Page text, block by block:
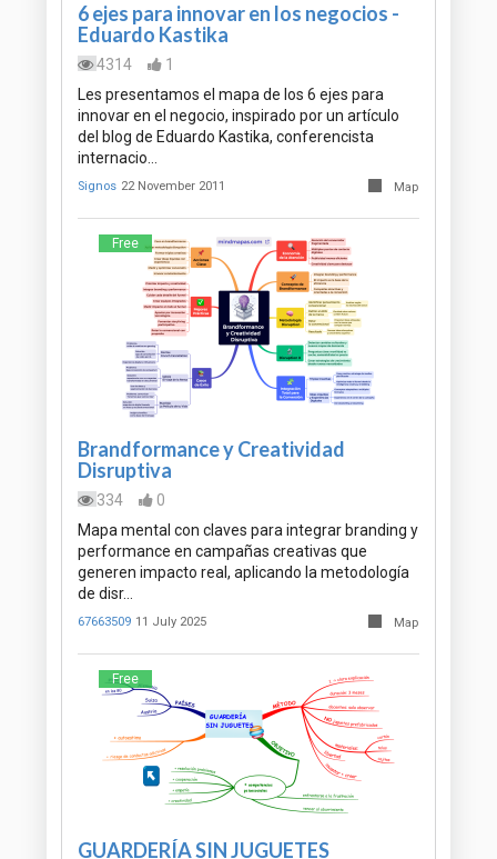
6 ejes para innovar en los negocios -
Eduardo Kastika
4314
1
Les presentamos el mapa de los 6 ejes para
innovar en el negocio, inspirado por un artículo
del blog de Eduardo Kastika, conferencista
internacio…
Signos 22 November 2011 Map
Free
Brandformance y Creatividad
Disruptiva
334
0
Mapa mental con claves para integrar branding y
performance en campañas creativas que
generen impacto real, aplicando la metodología
de disr…
67663509 11 July 2025 Map
Free
GUARDERÍA SIN JUGUETES